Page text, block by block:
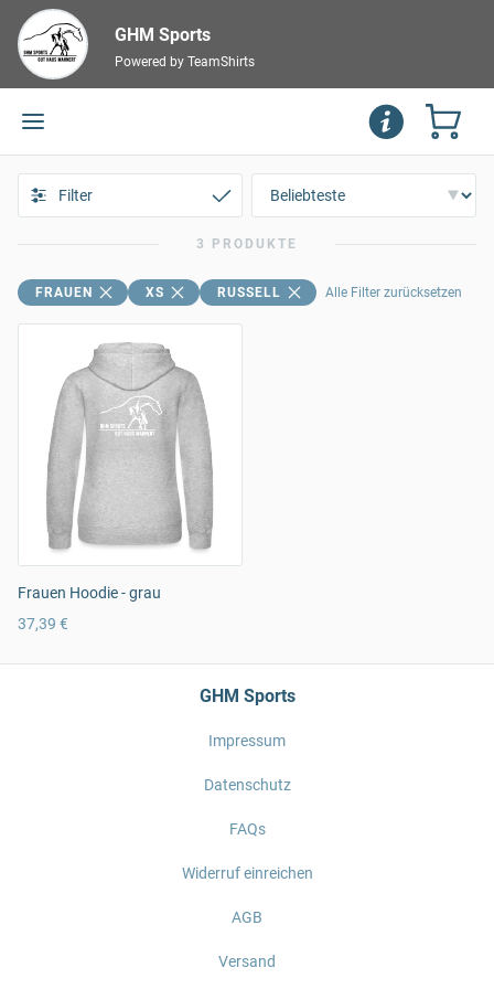
GHM Sports
Powered by TeamShirts
Filter
3 PRODUKTE
FRAUEN XS RUSSELL Alle Filter zurücksetzen
Frauen Hoodie - grau
37,39 €
GHM Sports
Impressum
Datenschutz
FAQs
Widerruf einreichen
AGB
Versand